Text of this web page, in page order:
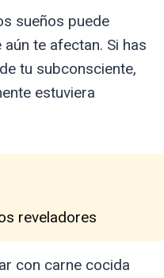
sueños puede
te afectan. Si has
tu subconsciente,
estuviera
reveladores
con carne cocida